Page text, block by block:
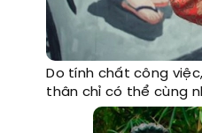
Do tính chất công
thân chỉ có thể cùng